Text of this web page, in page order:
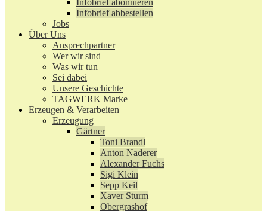
Infobrief abonnieren
Infobrief abbestellen
Jobs
Über Uns
Ansprechpartner
Wer wir sind
Was wir tun
Sei dabei
Unsere Geschichte
TAGWERK Marke
Erzeugen & Verarbeiten
Erzeugung
Gärtner
Toni Brandl
Anton Naderer
Alexander Fuchs
Sigi Klein
Sepp Keil
Xaver Sturm
Obergrashof